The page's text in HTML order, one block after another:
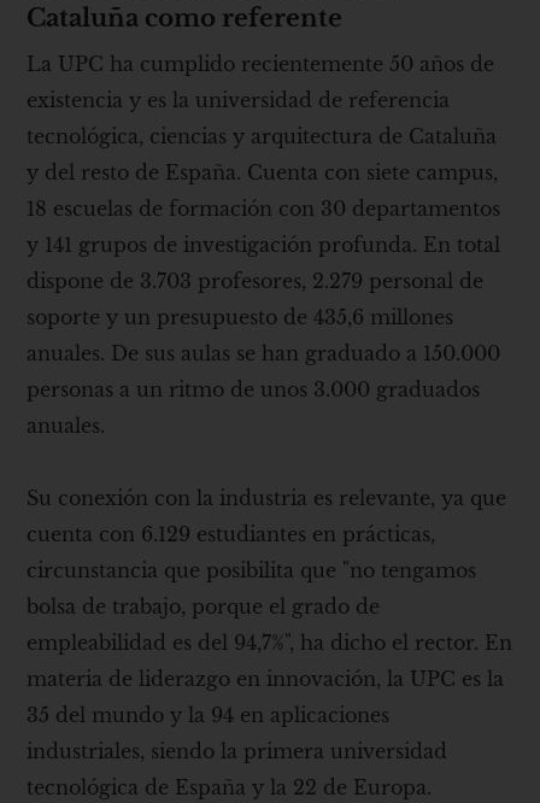
Cataluña como referente
La UPC ha cumplido recientemente 50 años de
existencia y es la universidad de referencia
tecnológica, ciencias y arquitectura de Cataluña
y del resto de España. Cuenta con siete campus,
18 escuelas de formación con 30 departamentos
y 141 grupos de investigación profunda. En total
dispone de 3.703 profesores, 2.279 personal de
soporte y un presupuesto de 435,6 millones
anuales. De sus aulas se han graduado a 150.000
personas a un ritmo de unos 3.000 graduados
anuales.
Su conexión con la industria es relevante, ya que
cuenta con 6.129 estudiantes en prácticas,
circunstancia que posibilita que "no tengamos
bolsa de trabajo, porque el grado de
empleabilidad es del 94,7%", ha dicho el rector. En
materia de liderazgo en innovación, la UPC es la
35 del mundo y la 94 en aplicaciones
industriales, siendo la primera universidad
tecnológica de España y la 22 de Europa.